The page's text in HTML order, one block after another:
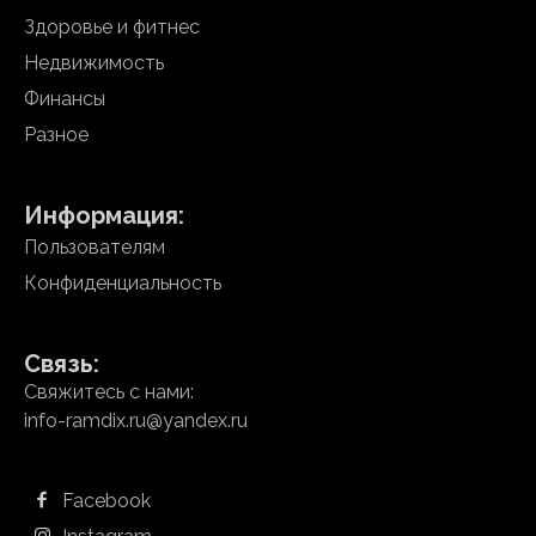
Здоровье и фитнес
Недвижимость
Финансы
Разное
Информация:
Пользователям
Конфиденциальность
Связь:
Свяжитесь с нами:
info-ramdix.ru@yandex.ru
Facebook